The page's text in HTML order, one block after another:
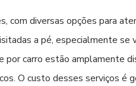
diversas opções para
a pé, especialmente se
carro estão amplamente
O custo desses serviços é